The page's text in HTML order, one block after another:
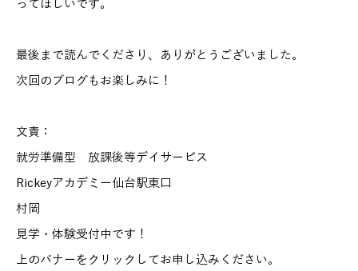
ってほしいです。
最後まで読んでくださり、ありがとうございました。
次回のブログもお楽しみに！
文責：
就労準備型 放課後等デイサービス
Rickeyアカデミー仙台駅東口
村岡
見学・体験受付中です！
上のバナーをクリックしてお申し込みください。